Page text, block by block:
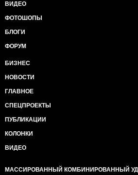
ВИДЕО
ФОТОШОПЫ
БЛОГИ
ФОРУМ
БИЗНЕС
НОВОСТИ
ГЛАВНОЕ
СПЕЦПРОЕКТЫ
ПУБЛИКАЦИИ
КОЛОНКИ
ВИДЕО
МАССИРОВАННЫЙ КОМБИНИРОВАННЫЙ